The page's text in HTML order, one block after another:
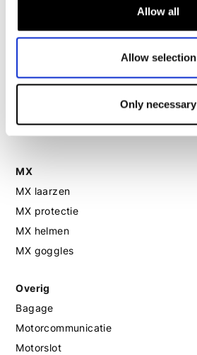
Allow all
Allow selection
Only necessary
Motorhelm dames
Motorschoenen dames
MX
MX laarzen
MX protectie
MX helmen
MX goggles
Overig
Bagage
Motorcommunicatie
Motorslot